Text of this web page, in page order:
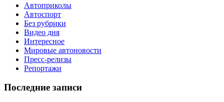
Автоприколы
Автоспорт
Без рубрики
Видео дня
Интересное
Мировые автоновости
Пресс-релизы
Репортажи
Последние записи